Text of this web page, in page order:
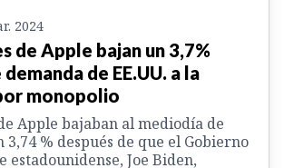
2024
de Apple bajan un 3,7%
de EE.UU. a la
monopolio
Apple bajaban al mediodía de
3,74 % después de que el Gobierno
estadounidense, Joe Biden,